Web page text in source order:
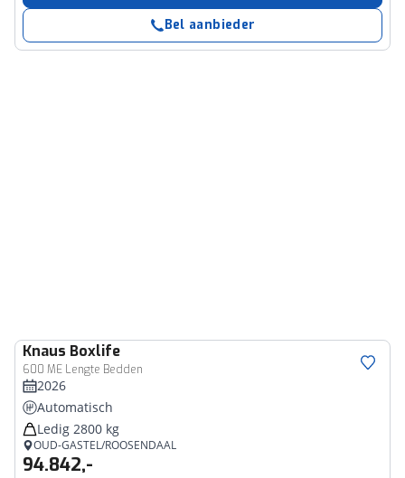
Bel aanbieder
Knaus Boxlife
600 ME Lengte Bedden
2026
Automatisch
Ledig 2800 kg
OUD-GASTEL/ROOSENDAAL
94.842,-